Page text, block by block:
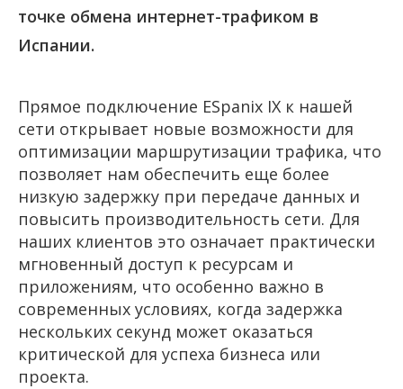
точке обмена интернет-трафиком в
Испании.
Прямое подключение ESpanix IX к нашей
сети открывает новые возможности для
оптимизации маршрутизации трафика, что
позволяет нам обеспечить еще более
низкую задержку при передаче данных и
повысить производительность сети. Для
наших клиентов это означает практически
мгновенный доступ к ресурсам и
приложениям, что особенно важно в
современных условиях, когда задержка
нескольких секунд может оказаться
критической для успеха бизнеса или
проекта.